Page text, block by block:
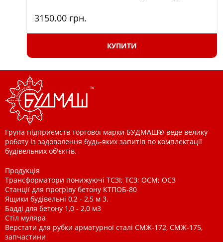
3150.00 грн.
КУПИТИ
Група підприємств торгової марки БУДМАШ® веде велику
роботу із задоволення будь-яких запитів по комплектації
будівельних об'єктів.
Продукція
Трансформатори понижуючі ТСЗІ; ТСЗ; ОСМ; ОСЗ
Станції для прогріву бетону КТПОБ-80
Ящики будівельні 0,2 - 2,5 м 3.
Бадді для бетону 1,0 - 2,0 м3
Стіл муляра
Верстати для рубки арматурної сталі СМЖ-172, СМЖ-175,
запчастини